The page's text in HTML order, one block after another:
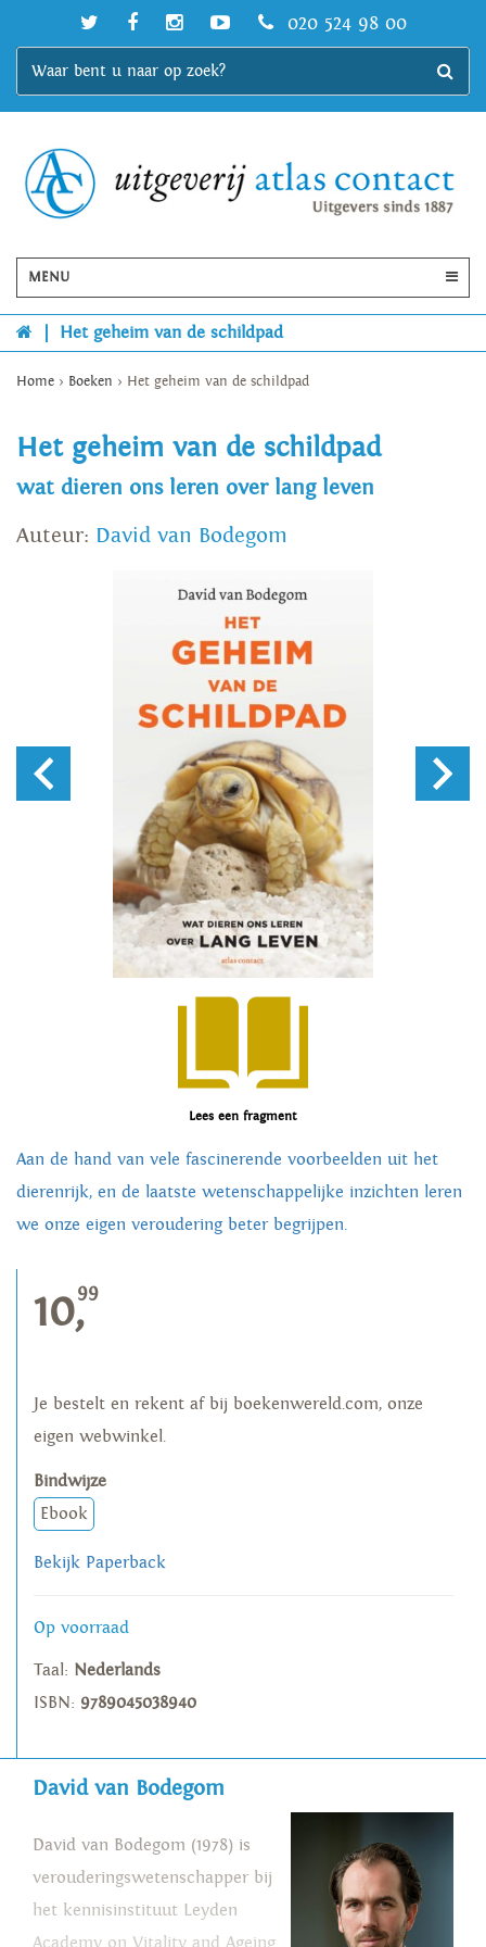
020 524 98 00
MENU
Het geheim van de schildpad
Home > Boeken > Het geheim van de schildpad
Het geheim van de schildpad
wat dieren ons leren over lang leven
Auteur: David van Bodegom
Lees een fragment
Aan de hand van vele fascinerende voorbeelden uit het
dierenrijk, en de laatste wetenschappelijke inzichten leren
we onze eigen veroudering beter begrijpen.
10,99
Je bestelt en rekent af bij boekenwereld.com, onze
eigen webwinkel.
Bindwijze
Ebook
Bekijk Paperback
Op voorraad
Taal: Nederlands
ISBN: 9789045038940
David van Bodegom
David van Bodegom (1978) is
verouderingswetenschapper bij
het kennisinstituut Leyden